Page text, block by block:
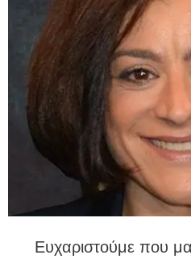
Ευχαριστούμε που